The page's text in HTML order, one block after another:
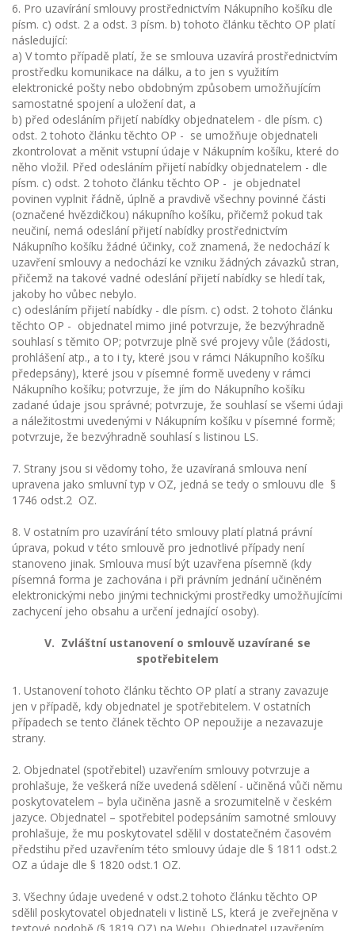
6. Pro uzavírání smlouvy prostřednictvím Nákupního košíku dle
písm. c) odst. 2 a odst. 3 písm. b) tohoto článku těchto OP platí
následující:
a) V tomto případě platí, že se smlouva uzavírá prostřednictvím
prostředku komunikace na dálku, a to jen s využitím
elektronické pošty nebo obdobným způsobem umožňujícím
samostatné spojení a uložení dat, a
b) před odesláním přijetí nabídky objednatelem - dle písm. c)
odst. 2 tohoto článku těchto OP - se umožňuje objednateli
zkontrolovat a měnit vstupní údaje v Nákupním košíku, které do
něho vložil. Před odesláním přijetí nabídky objednatelem - dle
písm. c) odst. 2 tohoto článku těchto OP - je objednatel
povinen vyplnit řádně, úplně a pravdivě všechny povinné části
(označené hvězdičkou) nákupního košíku, přičemž pokud tak
neučiní, nemá odeslání přijetí nabídky prostřednictvím
Nákupního košíku žádné účinky, což znamená, že nedochází k
uzavření smlouvy a nedochází ke vzniku žádných závazků stran,
přičemž na takové vadné odeslání přijetí nabídky se hledí tak,
jakoby ho vůbec nebylo.
c) odesláním přijetí nabídky - dle písm. c) odst. 2 tohoto článku
těchto OP - objednatel mimo jiné potvrzuje, že bezvýhradně
souhlasí s těmito OP; potvrzuje plně své projevy vůle (žádosti,
prohlášení atp., a to i ty, které jsou v rámci Nákupního košíku
předepsány), které jsou v písemné formě uvedeny v rámci
Nákupního košíku; potvrzuje, že jím do Nákupního košíku
zadané údaje jsou správné; potvrzuje, že souhlasí se všemi údaji
a náležitostmi uvedenými v Nákupním košíku v písemné formě;
potvrzuje, že bezvýhradně souhlasí s listinou LS.
7. Strany jsou si vědomy toho, že uzavíraná smlouva není
upravena jako smluvní typ v OZ, jedná se tedy o smlouvu dle §
1746 odst.2 OZ.
8. V ostatním pro uzavírání této smlouvy platí platná právní
úprava, pokud v této smlouvě pro jednotlivé případy není
stanoveno jinak. Smlouva musí být uzavřena písemně (kdy
písemná forma je zachována i při právním jednání učiněném
elektronickými nebo jinými technickými prostředky umožňujícími
zachycení jeho obsahu a určení jednající osoby).
V. Zvláštní ustanovení o smlouvě uzavírané se
spotřebitelem
1. Ustanovení tohoto článku těchto OP platí a strany zavazuje
jen v případě, kdy objednatel je spotřebitelem. V ostatních
případech se tento článek těchto OP nepoužije a nezavazuje
strany.
2. Objednatel (spotřebitel) uzavřením smlouvy potvrzuje a
prohlašuje, že veškerá níže uvedená sdělení - učiněná vůči němu
poskytovatelem – byla učiněna jasně a srozumitelně v českém
jazyce. Objednatel – spotřebitel podepsáním samotné smlouvy
prohlašuje, že mu poskytovatel sdělil v dostatečném časovém
předstihu před uzavřením této smlouvy údaje dle § 1811 odst.2
OZ a údaje dle § 1820 odst.1 OZ.
3. Všechny údaje uvedené v odst.2 tohoto článku těchto OP
sdělil poskytovatel objednateli v listině LS, která je zveřejněna v